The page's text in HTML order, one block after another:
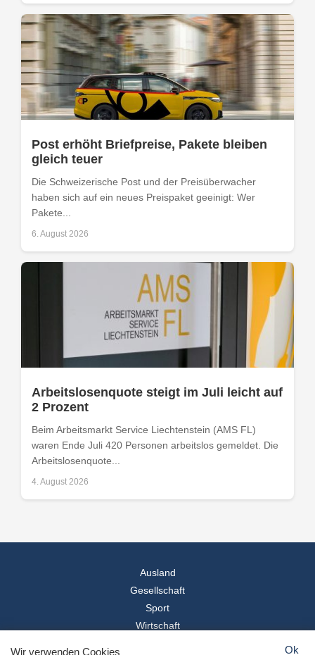
Post erhöht Briefpreise, Pakete bleiben
gleich teuer
Die Schweizerische Post und der Preisüberwacher
haben sich auf ein neues Preispaket geeinigt: Wer
Pakete...
6. August 2026
Arbeitslosenquote steigt im Juli leicht auf
2 Prozent
Beim Arbeitsmarkt Service Liechtenstein (AMS FL)
waren Ende Juli 420 Personen arbeitslos gemeldet. Die
Arbeitslosenquote...
4. August 2026
Ausland
Gesellschaft
Sport
Wirtschaft
Wir verwenden Cookies Ok